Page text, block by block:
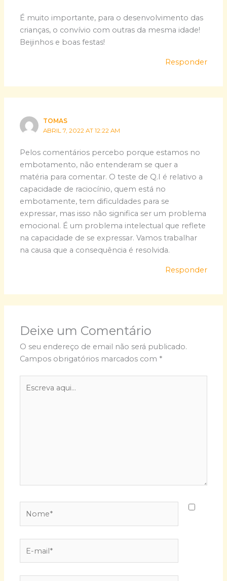
É muito importante, para o desenvolvimento das
crianças, o convívio com outras da mesma idade!
Beijinhos e boas festas!
Responder
TOMAS
ABRIL 7, 2022 AT 12:22 AM
Pelos comentários percebo porque estamos no
embotamento, não entenderam se quer a
matéria para comentar. O teste de Q.I é relativo a
capacidade de raciocínio, quem está no
embotamente, tem dificuldades para se
expressar, mas isso não significa ser um problema
emocional. É um problema intelectual que reflete
na capacidade de se expressar. Vamos trabalhar
na causa que a consequência é resolvida.
Responder
Deixe um Comentário
O seu endereço de email não será publicado.
Campos obrigatórios marcados com *
mail*